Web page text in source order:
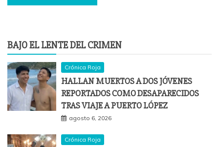
BAJO EL LENTE DEL CRIMEN
Crónica Roja
HALLAN MUERTOS A DOS JÓVENES
REPORTADOS COMO DESAPARECIDOS
TRAS VIAJE A PUERTO LÓPEZ
agosto 6, 2026
Crónica Roja